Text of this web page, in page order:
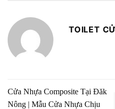
TOILET
Cửa Nhựa Composite Tại Đăk
Nông | Mẫu Cửa Nhựa Chịu